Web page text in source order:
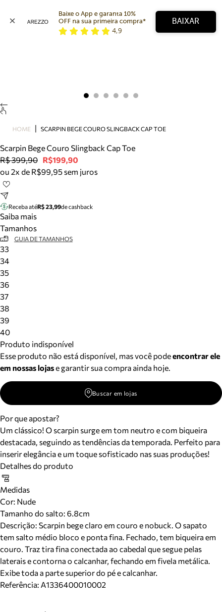
Bolsa
Tamanco
Tênis
Mule
Tire dúvidas sobre pedidos, devoluções e mais.
Meus pedidos
Acompanhe seus pedidos e solicite devoluções.
Baixe o App e garanta 10%
OFF na sua primeira compra*
4,9
BAIXAR
HOME SCARPIN BEGE COURO SLINGBACK CAP TOE
Scarpin Bege Couro Slingback Cap Toe
R$ 399,90 R$199,90
ou 2x de R$99,95 sem juros
Receba atéR$ 23,99de cashback
Saiba mais
Tamanhos
GUIA DE TAMANHOS
33
34
35
36
37
38
39
40
Produto indisponível
Esse produto não está disponível, mas você podeencontrar ele
em nossas lojase garantir sua compra ainda hoje.
Buscar em lojas
Por que apostar?
Um clássico! O scarpin surge em tom neutro e com biqueira
destacada, seguindo as tendências da temporada. Perfeito para
inserir elegância e um toque sofisticado nas suas produções!
Detalhes do produto
Medidas
Cor: Nude
Tamanho do salto: 6.8cm
Descrição: Scarpin bege claro em couro e nobuck. O sapato
tem salto médio bloco e ponta fina. Fechado, tem biqueira em
couro. Traz tira fina conectada ao cabedal que segue pelas
laterais e contorna o calcanhar, fechando em fivela metálica.
Exibe toda a parte superior do pé e calcanhar.
Referência: A1336400010002